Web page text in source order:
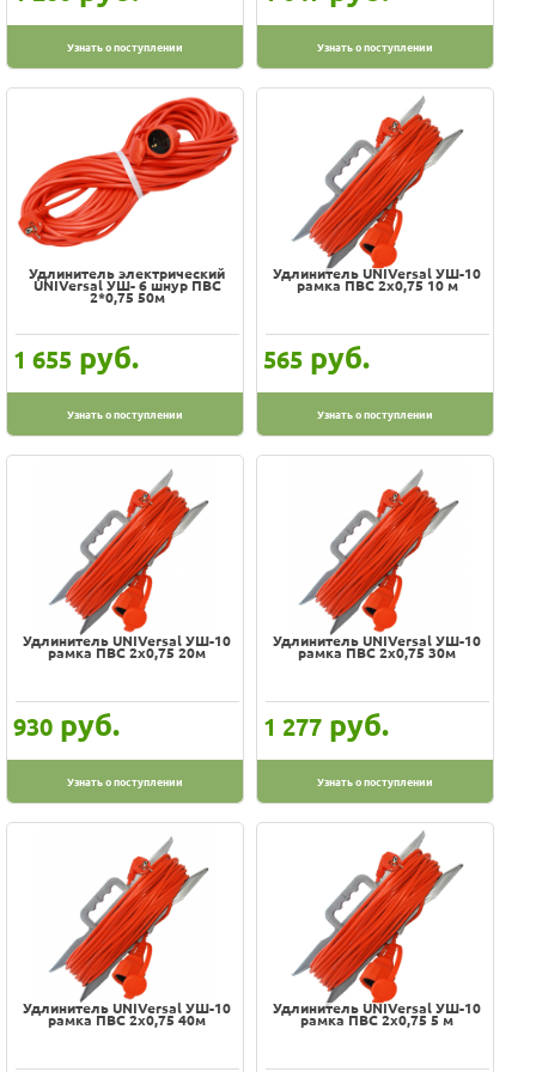
Узнать о поступлении Узнать о поступлении
Удлинитель электрический
UNIVersal УШ- 6 шнур ПВС
2*0,75 50м
1 655 руб.
Узнать о поступлении
Удлинитель UNIVersal УШ-10
рамка ПВС 2х0,75 10 м
565 руб.
Узнать о поступлении
Удлинитель UNIVersal УШ-10
рамка ПВС 2х0,75 20м
930 руб.
Узнать о поступлении
Удлинитель UNIVersal УШ-10
рамка ПВС 2х0,75 30м
1 277 руб.
Узнать о поступлении
Удлинитель UNIVersal УШ-10
рамка ПВС 2х0,75 40м
Удлинитель UNIVersal УШ-10
рамка ПВС 2х0,75 5 м